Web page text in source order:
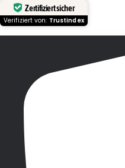
Zertifiziert sicher
Verifiziert von: Trustindex